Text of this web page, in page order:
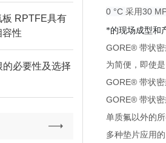
RPTFE具有
容性
的必要性及选择
0 °C采用30
*的现场成型和
GORE®带状
为简便，即使
GORE®带状
GORE®带状
单质氟以外的
多种垫片应用